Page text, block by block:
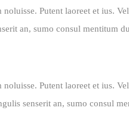
Putent laoreet et ius.
an, sumo consul mentitum
Putent laoreet et ius.
senserit an, sumo consul